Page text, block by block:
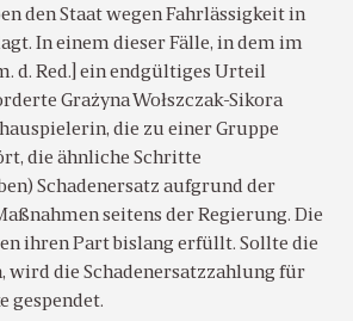
den Staat wegen Fahrlässigkeit in
In einem dieser Fälle, in dem im
d. Red.] ein endgültiges Urteil
Grażyna Wołszczak-Sikora
die zu einer Gruppe
die ähnliche Schritte
Schadenersatz aufgrund der
seitens der Regierung. Die
ihren Part bislang erfüllt. Sollte die
wird die Schadenersatzzahlung für
gespendet.